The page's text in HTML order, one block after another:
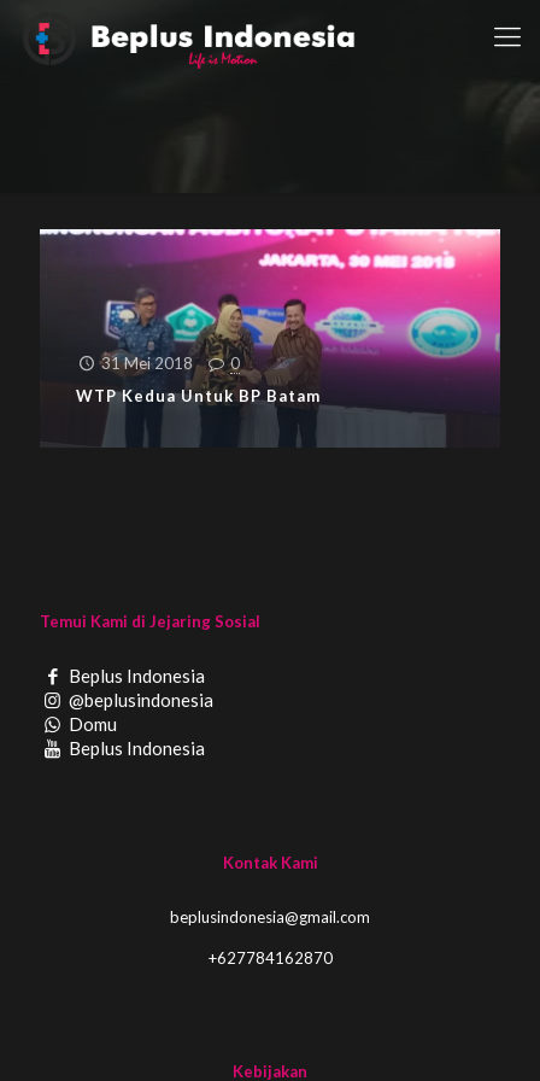
31 Mei 2018
0
WTP Kedua Untuk BP Batam
Temui Kami di Jejaring Sosial
Beplus Indonesia
@beplusindonesia
Domu
Beplus Indonesia
Kontak Kami
beplusindonesia@gmail.com
+627784162870
Kebijakan